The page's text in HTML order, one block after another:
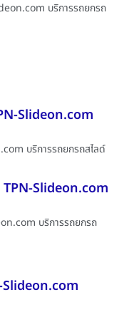
บริการรถยกรถ
Slideon.com
บริการรถยกรถสไลด์
TPN-Slideon.com
บริการรถยกรถ
Slideon.com